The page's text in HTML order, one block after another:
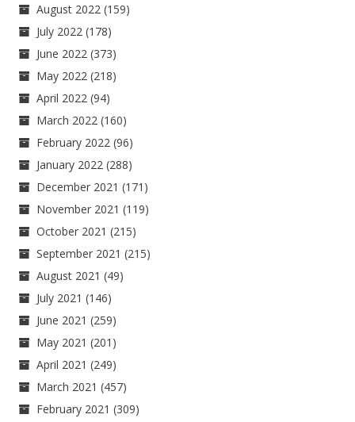
August 2022 (159)
July 2022 (178)
June 2022 (373)
May 2022 (218)
April 2022 (94)
March 2022 (160)
February 2022 (96)
January 2022 (288)
December 2021 (171)
November 2021 (119)
October 2021 (215)
September 2021 (215)
August 2021 (49)
July 2021 (146)
June 2021 (259)
May 2021 (201)
April 2021 (249)
March 2021 (457)
February 2021 (309)